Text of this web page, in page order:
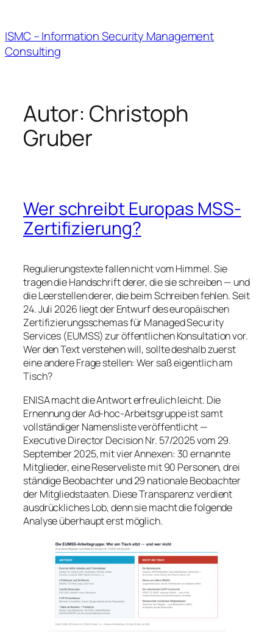
springen
ISMC – Information Security Management
Consulting
Autor: Christoph
Gruber
Wer schreibt Europas MSS-
Zertifizierung?
Regulierungstexte fallen nicht vom Himmel. Sie
tragen die Handschrift derer, die sie schreiben — und
die Leerstellen derer, die beim Schreiben fehlen. Seit
24. Juli 2026 liegt der Entwurf des europäischen
Zertifizierungsschemas für Managed Security
Services (EUMSS) zur öffentlichen Konsultation vor.
Wer den Text verstehen will, sollte deshalb zuerst
eine andere Frage stellen: Wer saß eigentlich am
Tisch?
ENISA macht die Antwort erfreulich leicht. Die
Ernennung der Ad-hoc-Arbeitsgruppe ist samt
vollständiger Namensliste veröffentlicht —
Executive Director Decision Nr. 57/2025 vom 29.
September 2025, mit vier Annexen: 30 ernannte
Mitglieder, eine Reserveliste mit 90 Personen, drei
ständige Beobachter und 29 nationale Beobachter
der Mitgliedstaaten. Diese Transparenz verdient
ausdrückliches Lob, denn sie macht die folgende
Analyse überhaupt erst möglich.